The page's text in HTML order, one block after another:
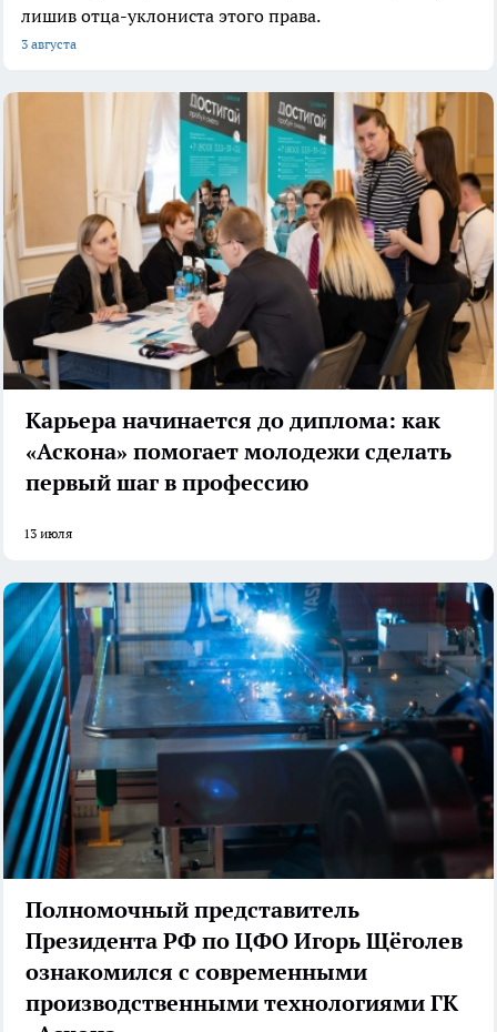
лишив отца-уклониста этого права.
3 августа
Карьера начинается до диплома: как
«Аскона» помогает молодежи сделать
первый шаг в профессию
13 июля
Полномочный представитель
Президента РФ по ЦФО Игорь Щёголев
ознакомился с современными
производственными технологиями ГК